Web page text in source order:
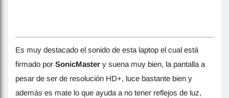
Es muy destacado el sonido de esta laptop el cual está
firmado por SonicMaster y suena muy bien, la pantalla a
pesar de ser de resolución HD+, luce bastante bien y
además es mate lo que ayuda a no tener reflejos de luz,